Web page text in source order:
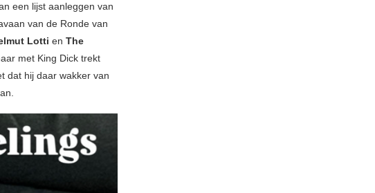
een lijst aanleggen van
van de Ronde van
Lotti en The
met King Dick trekt
dat hij daar wakker van